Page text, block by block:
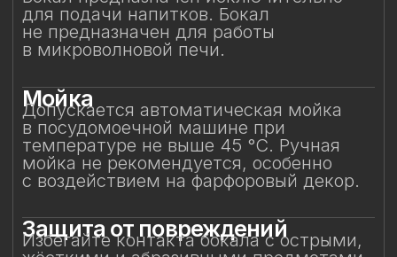
Особый уход
Фарфоровые цветы требуют
деликатного обращения:
нагрузкам. Аккуратное обращение
позволит бокалу долгие годы сохранять
безупречный вид и радовать вас своей
красотой. Не предназначен для нагрева
в микроволновой печи.
Сертификация и
Изделие прошло все необходимые
испытания и имеет сертификаты
соответствия. Бокал безопасен для